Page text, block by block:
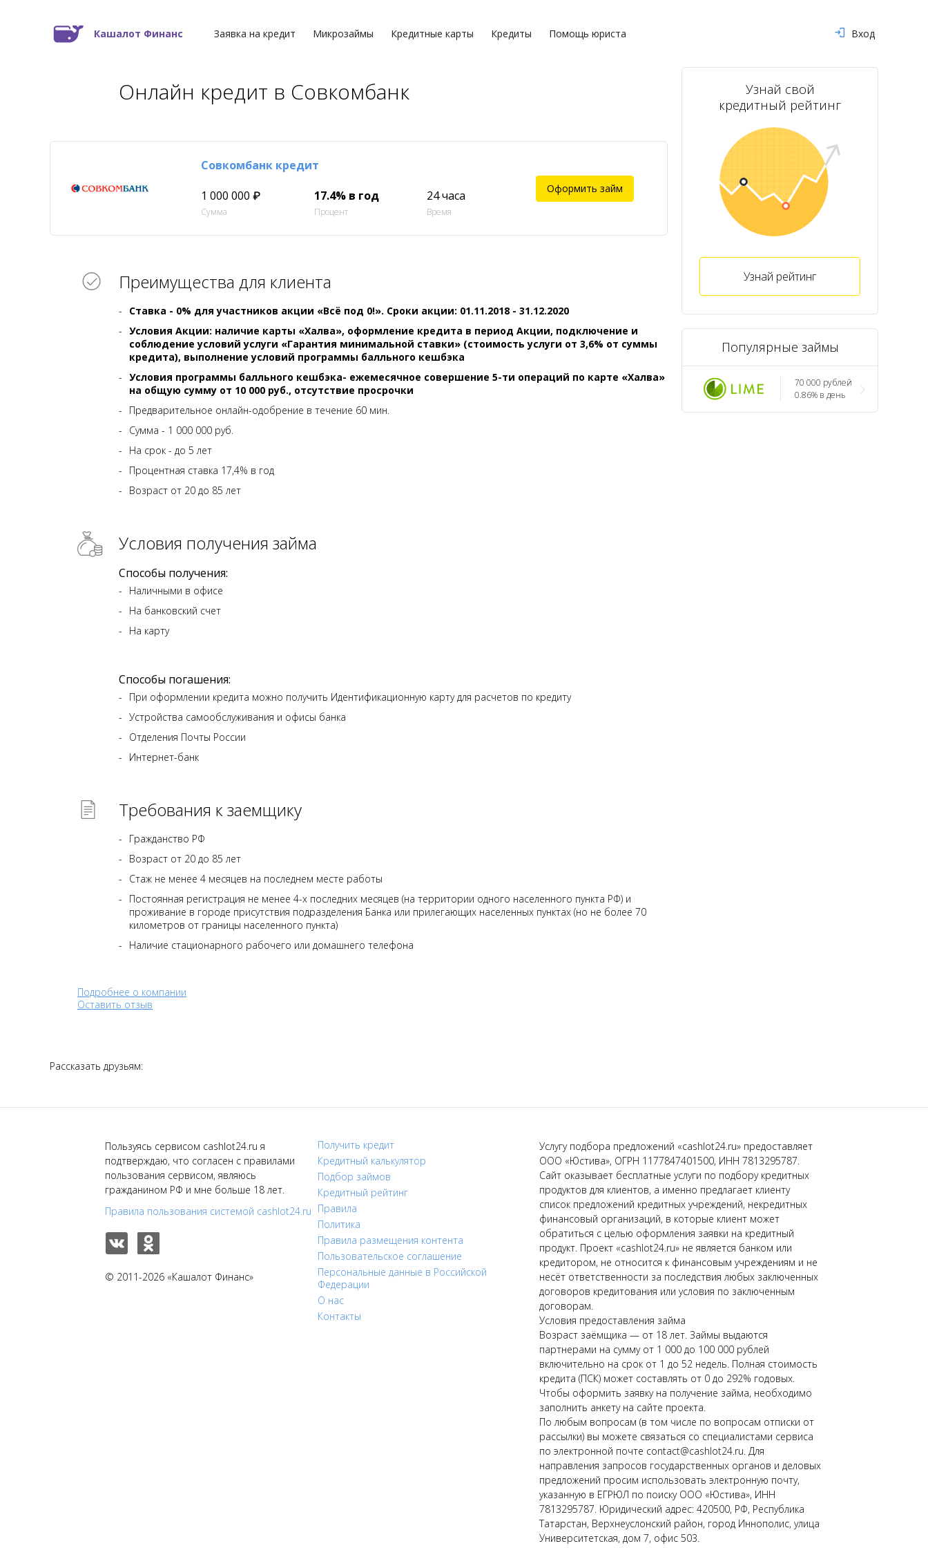
Кашалот Финанс Заявка на кредит Микрозаймы Кредитные карты Кредиты Помощь юриста Вход
Онлайн кредит в Совкомбанк
Совкомбанк кредит
1 000 000 ₽
Сумма
17.4% в год
Процент
24 часа
Время
Оформить займ
Преимущества для клиента
Ставка - 0% для участников акции «Всё под 0!». Сроки акции: 01.11.2018 - 31.12.2020
Условия Акции: наличие карты «Халва», оформление кредита в период Акции, подключение и
соблюдение условий услуги «Гарантия минимальной ставки» (стоимость услуги от 3,6% от суммы
кредита), выполнение условий программы балльного кешбэка
Условия программы балльного кешбэка- ежемесячное совершение 5-ти операций по карте «Халва»
на общую сумму от 10 000 руб., отсутствие просрочки
Предварительное онлайн-одобрение в течение 60 мин.
Сумма - 1 000 000 руб.
На срок - до 5 лет
Процентная ставка 17,4% в год
Возраст от 20 до 85 лет
Условия получения займа
Способы получения:
Наличными в офисе
На банковский счет
На карту
Способы погашения:
При оформлении кредита можно получить Идентификационную карту для расчетов по кредиту
Устройства самообслуживания и офисы банка
Отделения Почты России
Интернет-банк
Требования к заемщику
Гражданство РФ
Возраст от 20 до 85 лет
Стаж не менее 4 месяцев на последнем месте работы
Постоянная регистрация не менее 4-х последних месяцев (на территории одного населенного пункта РФ) и
проживание в городе присутствия подразделения Банка или прилегающих населенных пунктах (но не более 70
километров от границы населенного пункта)
Наличие стационарного рабочего или домашнего телефона
Подробнее о компании
Оставить отзыв
Узнай свой
кредитный рейтинг
Узнай рейтинг
Популярные займы
70 000 рублей
0.86% в день
Рассказать друзьям:
Пользуясь сервисом cashlot24.ru я
подтверждаю, что согласен с правилами
пользования сервисом, являюсь
гражданином РФ и мне больше 18 лет.
Правила пользования системой cashlot24.ru
© 2011-2026 «Кашалот Финанс»
Получить кредит
Кредитный калькулятор
Подбор займов
Кредитный рейтинг
Правила
Политика
Правила размещения контента
Пользовательское соглашение
Персональные данные в Российской
Федерации
О нас
Контакты
Услугу подбора предложений «cashlot24.ru» предоставляет
ООО «Юстива», ОГРН 1177847401500, ИНН 7813295787.
Сайт оказывает бесплатные услуги по подбору кредитных
продуктов для клиентов, а именно предлагает клиенту
список предложений кредитных учреждений, некредитных
финансовый организаций, в которые клиент может
обратиться с целью оформления заявки на кредитный
продукт. Проект «cashlot24.ru» не является банком или
кредитором, не относится к финансовым учреждениям и не
несёт ответственности за последствия любых заключенных
договоров кредитования или условия по заключенным
договорам.
Условия предоставления займа
Возраст заёмщика — от 18 лет. Займы выдаются
партнерами на сумму от 1 000 до 100 000 рублей
включительно на срок от 1 до 52 недель. Полная стоимость
кредита (ПСК) может составлять от 0 до 292% годовых.
Чтобы оформить заявку на получение займа, необходимо
заполнить анкету на сайте проекта.
По любым вопросам (в том числе по вопросам отписки от
рассылки) вы можете связаться со специалистами сервиса
по электронной почте contact@cashlot24.ru. Для
направления запросов государственных органов и деловых
предложений просим использовать электронную почту,
указанную в ЕГРЮЛ по поиску ООО «Юстива», ИНН
7813295787. Юридический адрес: 420500, РФ, Республика
Татарстан, Верхнеуслонский район, город Иннополис, улица
Университетская, дом 7, офис 503.